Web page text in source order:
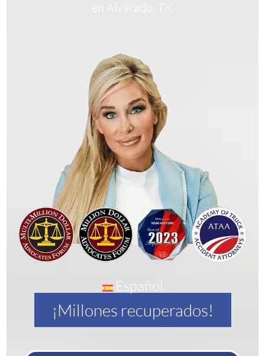
en Alvarado, TX.
Español
¡Millones recuperados!